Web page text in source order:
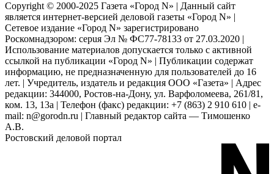
Copyright © 2000-2025 Газета «Город N» | Данный сайт
является интернет-версией деловой газеты «Город N» |
Сетевое издание «Город N» зарегистрировано
Роскомнадзором: серuя Эл № ФС77-78133 от 27.03.2020 |
Использование материалов допускается только с активной
ссылкой на публикации «Город N» | Публикации содержат
информацию, не предназначенную для пользователей до 16
лет. | Учредитель, издатель и редакция ООО «Газета» | Адрес
редакции: 344000, Ростов-на-Дону, ул. Варфоломеева, 261/81,
ком. 13, 13а | Телефон (факс) редакции: +7 (863) 2 910 610 | e-
mail: n@gorodn.ru | Главный редактор сайта — Тимошенко
А.В.
Ростовский деловой портал